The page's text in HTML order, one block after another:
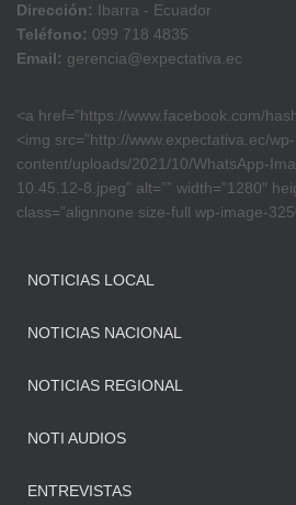
Dirección: Ibarra - Ecuador
Teléfono: 099 718 4835
Email: gerencia@expectativa.ec
<a href=”https://www.facebook.com/
<img src=”http://www.expectativa.ec/wp-
content/uploads/2021/10/WhatsApp-
10.45.12-8.jpeg” alt=”” width=”1280″
class=”alignnone size-full wp-image-
NOTICIAS LOCAL
NOTICIAS NACIONAL
NOTICIAS REGIONAL
NOTI AUDIOS
ENTREVISTAS